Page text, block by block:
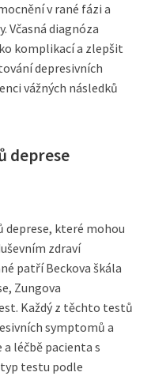
v rané fázi a
Včasná diagnóza
komplikací a zlepšit
depresivních
vážných následků
deprese
které mohou
zdraví
patří Beckova škála
Zungova
Každý z těchto testů
symptomů a
léčbě pacienta s
testu podle